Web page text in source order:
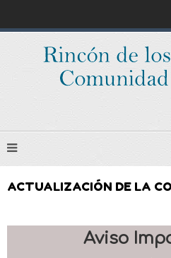
ACTUALIZACIÓN DE LA
Aviso